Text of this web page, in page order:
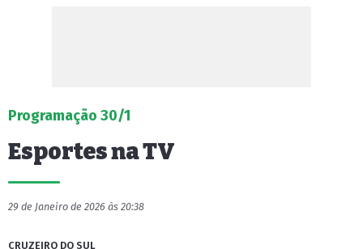
Programação 30/1
Esportes na TV
29 de Janeiro de 2026 às 20:38
CRUZEIRO DO SUL